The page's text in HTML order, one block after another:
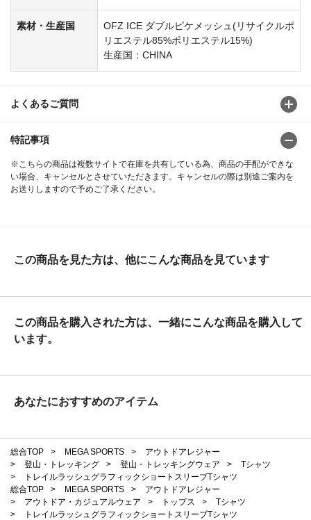
素材・生産国
OFZ ICE ダブルピケメッシュ(リサイクルポ
リエステル85%ポリエステル15%)
生産国：CHINA
よくあるご質問
特記事項
※こちらの商品は複数サイトで在庫を共有している為、商品の手配ができな
い場合、キャンセルとさせていただきます。キャンセルの際は別途ご案内を
お送りしますので予めご了承ください。
この商品を見た方は、他にこんな商品を見ています
この商品を購入された方は、一緒にこんな商品を購入して
います。
あなたにおすすめのアイテム
総合TOP > MEGA SPORTS >
アウトドアレジャー
>
登山・トレッキング > 登山・トレッキングウェア >
Tシャツ
>
トレイルラッシュグラフィックショートスリーブTシャツ
総合TOP
> MEGA SPORTS >
アウトドアレジャー
>
アウトドア・カジュアルウェア > トップス >
Tシャツ
>
トレイルラッシュグラフィックショートスリーブTシャツ